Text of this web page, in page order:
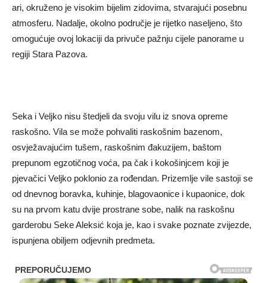
ari, okruženo je visokim bijelim zidovima, stvarajući posebnu
atmosferu. Nadalje, okolno područje je rijetko naseljeno, što
omogućuje ovoj lokaciji da privuče pažnju cijele panorame u
regiji Stara Pazova.
Seka i Veljko nisu štedjeli da svoju vilu iz snova opreme
raskošno. Vila se može pohvaliti raskošnim bazenom,
osvježavajućim tušem, raskošnim đakuzijem, baštom
prepunom egzotičnog voća, pa čak i kokošinjcem koji je
pjevačici Veljko poklonio za rođendan. Prizemlje vile sastoji se
od dnevnog boravka, kuhinje, blagovaonice i kupaonice, dok
su na prvom katu dvije prostrane sobe, nalik na raskošnu
garderobu Seke Aleksić koja je, kao i svake poznate zvijezde,
ispunjena obiljem odjevnih predmeta.